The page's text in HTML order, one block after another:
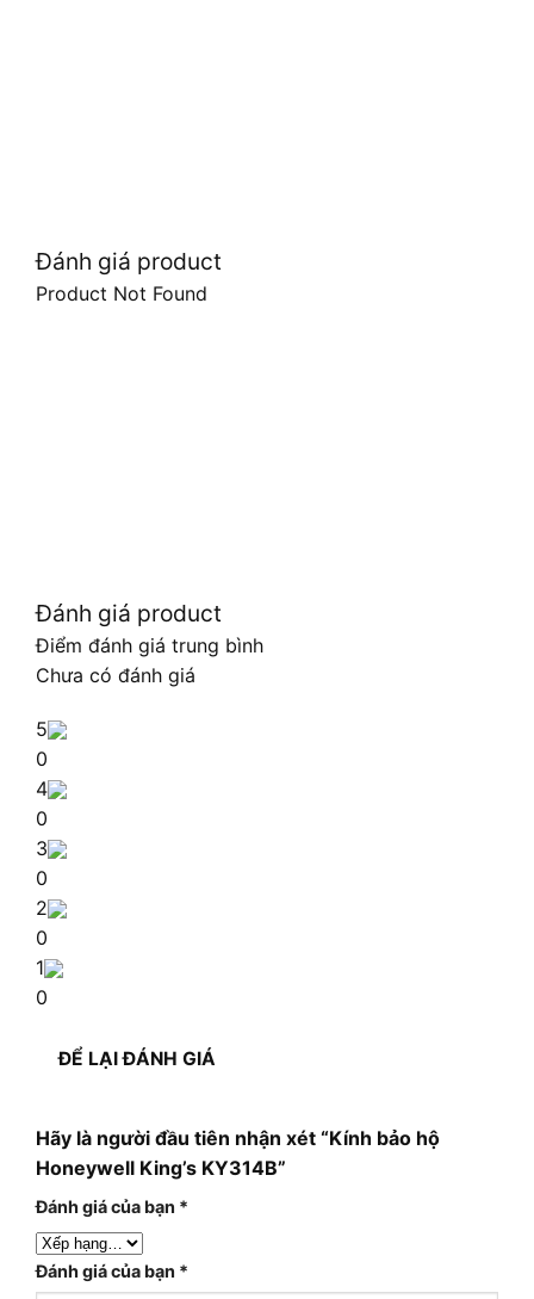
Đánh giá product
Product Not Found
Đánh giá product
Điểm đánh giá trung bình
Chưa có đánh giá
5
0
4
0
3
0
2
0
1
0
ĐỂ LẠI ĐÁNH GIÁ
Hãy là người đầu tiên nhận xét “Kính bảo hộ
Honeywell King’s KY314B”
Đánh giá của bạn *
Đánh giá của bạn *